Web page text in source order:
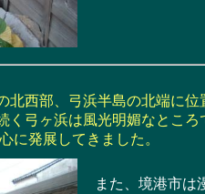
西部、弓浜半島の北端に位
く弓ヶ浜は風光明媚なとこ
に発展してきました。
また、境港市は